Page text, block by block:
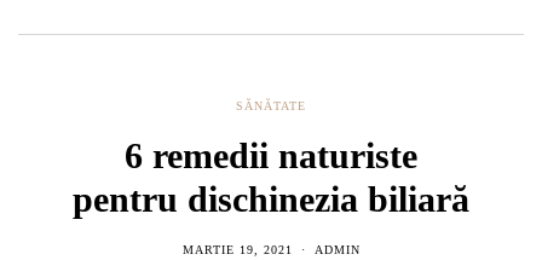
SĂNĂTATE
6 remedii naturiste
pentru dischinezia biliară
MARTIE 19, 2021 ADMIN